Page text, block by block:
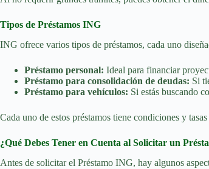
Tipos de Préstamos ING
ING ofrece varios tipos de préstamos, cada uno
Préstamo personal: Ideal para financiar
Préstamo para consolidación de deudas: Si
Préstamo para vehículos: Si estás buscando
Cada uno de estos préstamos tiene condiciones y
¿Qué Debes Tener en Cuenta al Solicitar un
Antes de solicitar el Préstamo ING, hay algunos